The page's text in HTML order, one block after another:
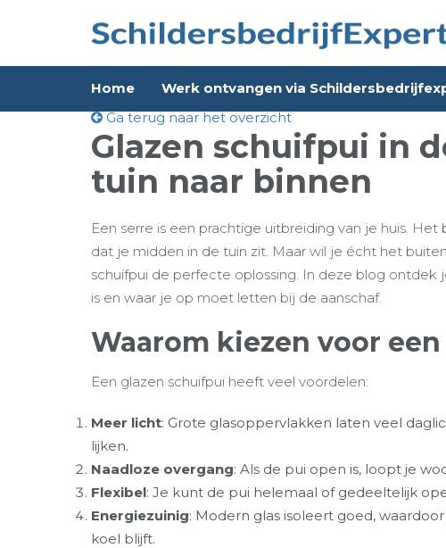
Home Werk ontvangen via
Ga terug naar het overzicht
Glazen schuifpui in
tuin naar binnen
Een serre is een prachtige uitbreiding van je huis.
dat je midden in de tuin zit. Maar wil je écht het
schuifpui de perfecte oplossing. In deze blog ontdek
is en waar je op moet letten bij de aanschaf.
Waarom kiezen voor
Een glazen schuifpui heeft veel voordelen:
Meer licht: Grote glasoppervlakken laten veel
lijken.
Naadloze overgang: Als de pui open is, loopt je
Flexibel: Je kunt de pui helemaal of gedeeltelijk
Energiezuinig: Modern glas isoleert goed,
koel blijft.